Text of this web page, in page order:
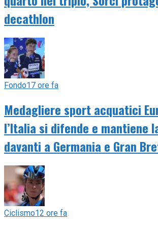
decathlon
Fondo17 ore fa
Medagliere sport acquatici
l’Italia si difende e mantiene
davanti a Germania e Gran
Ciclismo12 ore fa